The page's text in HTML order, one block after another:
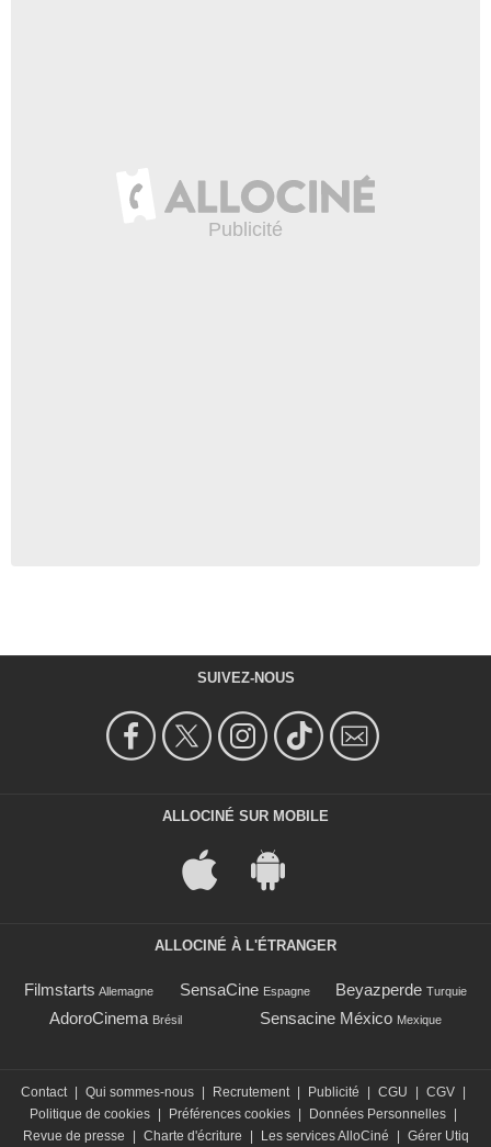
SUIVEZ-NOUS
ALLOCINÉ SUR MOBILE
ALLOCINÉ À L'ÉTRANGER
Filmstarts Allemagne SensaCine Espagne Beyazperde Turquie
AdoroCinema Brésil Sensacine México Mexique
Contact Qui sommes-nous Recrutement Publicité CGU CGV
Politique de cookies
Préférences cookies Données Personnelles
Revue de presse
Charte d'écriture Les services AlloCiné Gérer Utiq